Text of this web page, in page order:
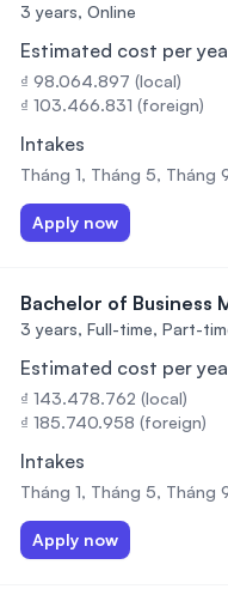
3 years, Online
Estimated cost per
₫ 98.064.897 (local)
₫ 103.466.831 (foreign)
Intakes
Tháng 1, Tháng 5, Tháng
Apply now
Bachelor of Business
3 years, Full-time, Part-
Estimated cost per
₫ 143.478.762 (local)
₫ 185.740.958 (foreign)
Intakes
Tháng 1, Tháng 5, Tháng
Apply now